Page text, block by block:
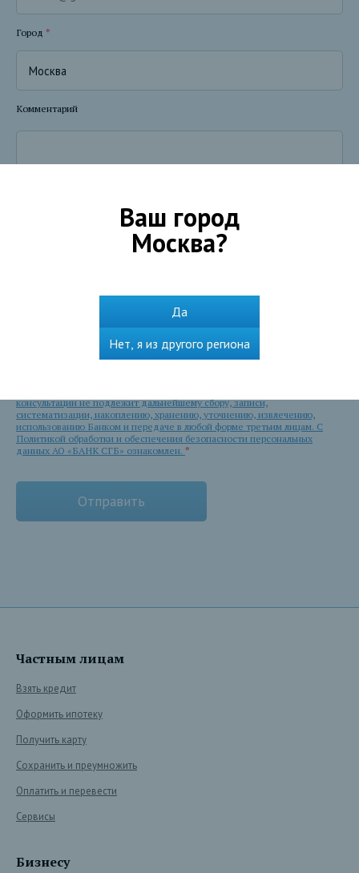
Город *
Комментарий
Я даю согласие Банку - Акционерному обществу «СЕВЕРГАЗБАНК» (АО
«БАНК СГБ», место нахождения 160001, г.Вологда, ул.Благовещенская,
д. 3, далее - Банк) на использование указанного в веб-форме номера
телефона в целях консультирования меня посредством телефонной
связи по вопросу о предоставлении услуг, на срок до окончания
консультации не подлежит дальнейшему сбору, записи,
систематизации, накоплению, хранению, уточнению, извлечению,
использованию Банком и передаче в любой форме третьим лицам. С
Политикой обработки и обеспечения безопасности персональных
данных АО «БАНК СГБ» ознакомлен. *
Частным лицам
Взять кредит
Оформить ипотеку
Получить карту
Сохранить и преумножить
Оплатить и перевести
Сервисы
Бизнесу
Ваш город
Москва?
Да
Нет, я из другого региона